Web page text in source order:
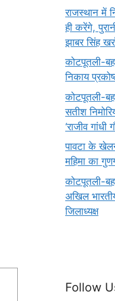
राजस्थान में
ही करेंगे,
झाबर सिंह
कोटपूतली-
निकाय
कोटपूतली-
सतीश
‘राजीव गांधी
पावटा के
महिमा का
कोटपूतली-
अखिल
जिलाध्यक्ष
Follow